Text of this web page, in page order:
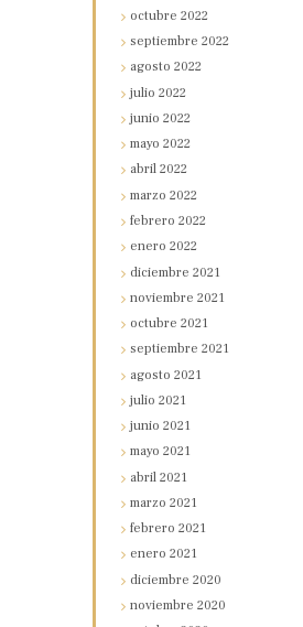
octubre2022
septiembre2022
agosto2022
julio2022
junio2022
mayo2022
abril2022
marzo2022
febrero2022
enero2022
diciembre2021
noviembre2021
octubre2021
septiembre2021
agosto2021
julio2021
junio2021
mayo2021
abril2021
marzo2021
febrero2021
enero2021
diciembre2020
noviembre2020